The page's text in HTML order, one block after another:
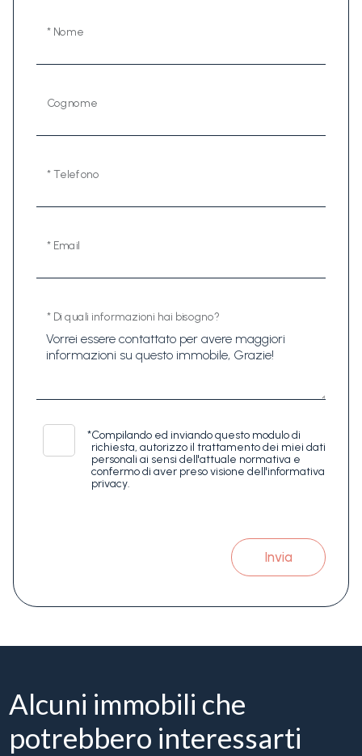
* Nome
Cognome
* Telefono
* Email
* Di quali informazioni hai bisogno?
*Compilando ed inviando questo modulo di
richiesta, autorizzo il trattamento dei miei dati
personali ai sensi dell'attuale normativa e
confermo di aver preso visione dell'informativa
privacy.
Invia
Alcuni immobili che
potrebbero interessarti